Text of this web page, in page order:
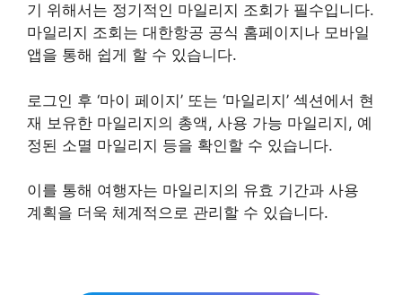
기 위해서는 정기적인 마일리지 조회가 필수입니다.
마일리지 조회는 대한항공 공식 홈페이지나 모바일
앱을 통해 쉽게 할 수 있습니다.
로그인 후 ‘마이 페이지’ 또는 ‘마일리지’ 섹션에서 현
재 보유한 마일리지의 총액, 사용 가능 마일리지, 예
정된 소멸 마일리지 등을 확인할 수 있습니다.
이를 통해 여행자는 마일리지의 유효 기간과 사용
계획을 더욱 체계적으로 관리할 수 있습니다.